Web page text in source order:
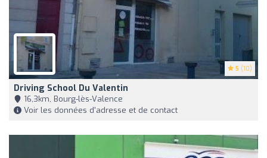
5 (10)
Driving School Du Valentin
16,3km, Bourg-lès-Valence
Voir les données d'adresse et de contact